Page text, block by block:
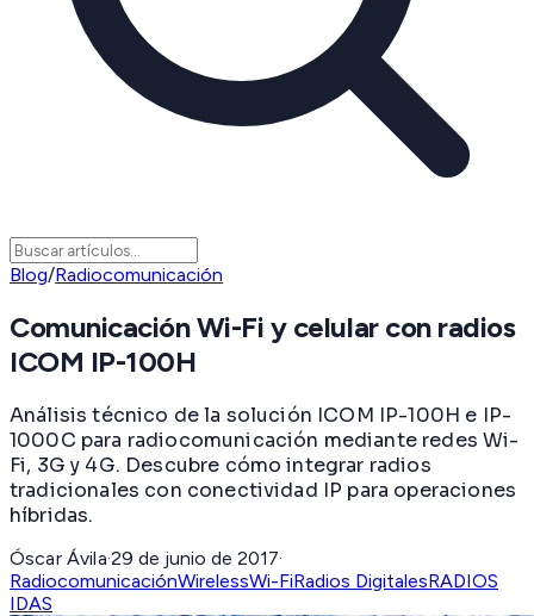
Blog/Radiocomunicación
Comunicación Wi-Fi y celular con radios
ICOM IP-100H
Análisis técnico de la solución ICOM IP-100H e IP-
1000C para radiocomunicación mediante redes Wi-
Fi, 3G y 4G. Descubre cómo integrar radios
tradicionales con conectividad IP para operaciones
híbridas.
Óscar Ávila·29 de junio de 2017·
RadiocomunicaciónWirelessWi-FiRadios DigitalesRADIOS
IDAS